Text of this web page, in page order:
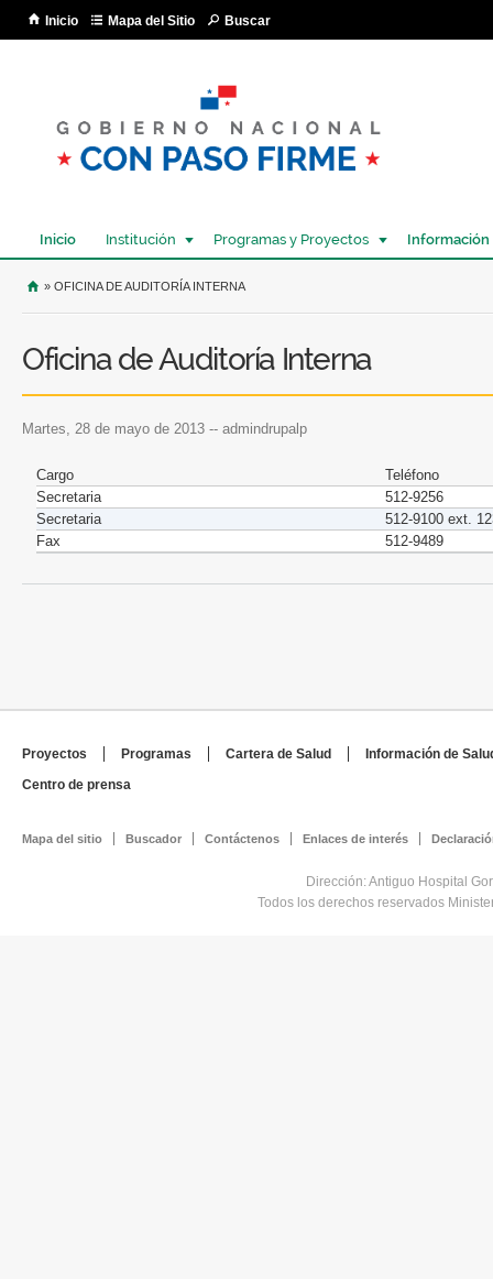
Inicio Mapa del Sitio Buscar
Inicio Institución Programas y Proyectos Información
USTED SE ENCUENTRA AQUÍ
» OFICINA DE AUDITORÍA INTERNA
Oficina de Auditoría Interna
martes, 28 de mayo de 2013 -- admindrupalp
Cargo
Teléfono
Secretaria
512-9256
Secretaria
512-9100 ext.
Fax
512-9489
Proyectos Programas Cartera de Salud
Información de
Centro de prensa
Mapa del sitio Buscador Contáctenos Enlaces de interés
Dirección: Antiguo Hospital
Todos los derechos reservados